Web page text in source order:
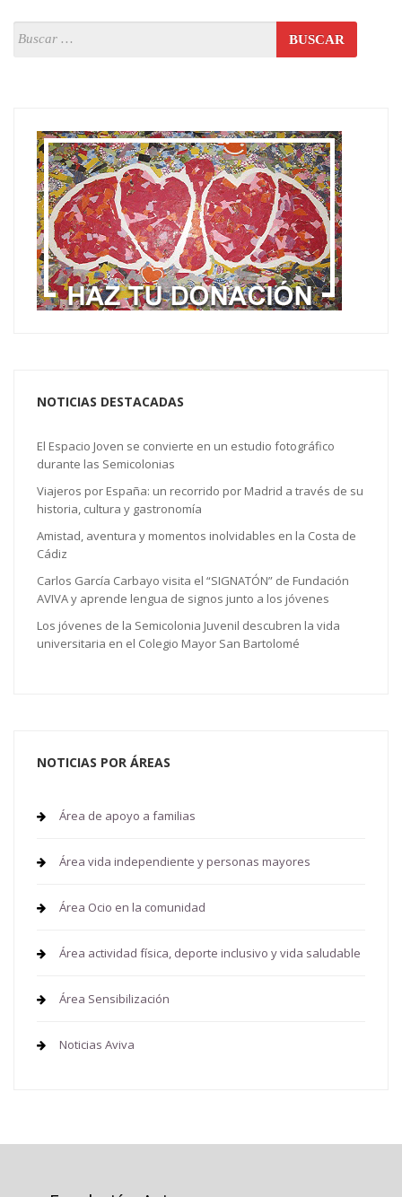
NOTICIAS DESTACADAS
El Espacio Joven se convierte en un estudio fotográfico
durante las Semicolonias
Viajeros por España: un recorrido por Madrid a través de su
historia, cultura y gastronomía
Amistad, aventura y momentos inolvidables en la Costa de
Cádiz
Carlos García Carbayo visita el “SIGNATÓN” de Fundación
AVIVA y aprende lengua de signos junto a los jóvenes
Los jóvenes de la Semicolonia Juvenil descubren la vida
universitaria en el Colegio Mayor San Bartolomé
NOTICIAS POR ÁREAS
Área de apoyo a familias
Área vida independiente y personas mayores
Área Ocio en la comunidad
Área actividad física, deporte inclusivo y vida saludable
Área Sensibilización
Noticias Aviva